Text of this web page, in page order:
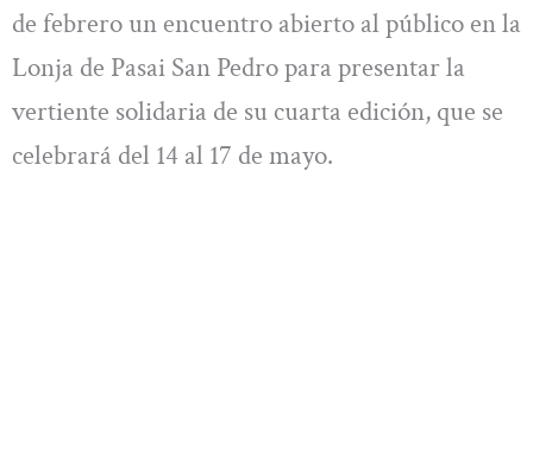
de febrero un encuentro abierto al público en la
Lonja de Pasai San Pedro para presentar la
vertiente solidaria de su cuarta edición, que se
celebrará del 14 al 17 de mayo.